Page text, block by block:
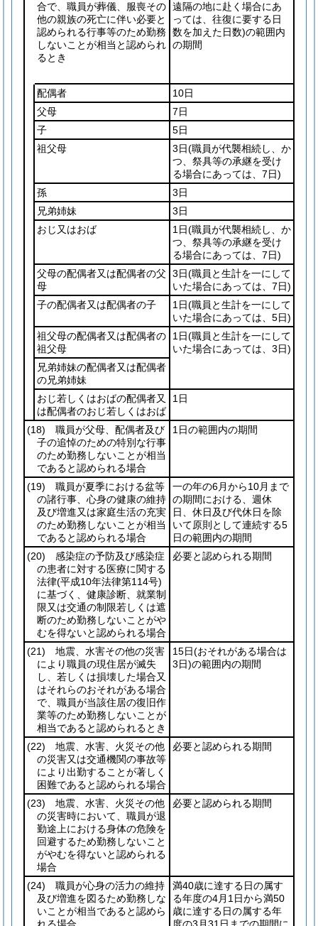
合で、職員が葬儀、服喪その
他の親族の死亡に伴い必要と
認められる行事等のため勤務
しないことが相当と認められ
るとき
遠隔の地に赴く場合にあ
っては、往復に要する日
数を加えた日数)の範囲内
の期間
配偶者
10日
父母
7日
子
5日
祖父母
3日(職員が代襲相続し、か
つ、祭具等の承継を受け
る場合にあっては、7日)
孫
3日
兄弟姉妹
3日
おじ又はおば
1日(職員が代襲相続し、か
つ、祭具等の承継を受け
る場合にあっては、7日)
父母の配偶者又は配偶者の父
母
3日(職員と生計を一にして
いた場合にあっては、7日)
子の配偶者又は配偶者の子
1日(職員と生計を一にして
いた場合にあっては、5日)
祖父母の配偶者又は配偶者の
祖父母
1日(職員と生計を一にして
いた場合にあっては、3日)
兄弟姉妹の配偶者又は配偶者
の兄弟姉妹
おじ若しくはおばの配偶者又
は配偶者のおじ若しくはおば
1日
(18) 職員が父母、配偶者及び
子の追悼のための特別な行事
のため勤務しないことが相当
であると認められる場合
1日の範囲内の期間
(19) 職員が夏季における盆等
の諸行事、心身の健康の維持
及び増進又は家庭生活の充実
のため勤務しないことが相当
であると認められる場合
一の年の6月から10月まで
の期間における、週休
日、休日及び代休日を除
いて原則として連続する5
日の範囲内の期間
(20) 感染症の予防及び感染症
の患者に対する医療に関する
法律(平成10年法律第114号)
に基づく、健康診断、就業制
限又は交通の制限若しくは遮
断のため勤務しないことがや
むを得ないと認められる場合
必要と認められる期間
(21) 地震、水害その他の災害
により職員の現住居が滅失
し、若しくは損壊した場合又
はそれらのおそれがある場合
で、職員が当該住居の復旧作
業等のため勤務しないことが
相当であると認められるとき
15日(おそれがある場合は
3日)の範囲内の期間
(22) 地震、水害、火災その他
の災害又は交通機関の事故等
により出勤することが著しく
困難であると認められる場合
必要と認められる期間
(23) 地震、水害、火災その他
の災害時において、職員が退
勤途上における身体の危険を
回避するため勤務しないこと
がやむを得ないと認められる
場合
必要と認められる期間
(24) 職員が心身の活力の維持
及び増進を図るため勤務しな
いことが相当であると認めら
満40歳に達する日の属す
る年度の4月1日から満50
歳に達する日の属する年